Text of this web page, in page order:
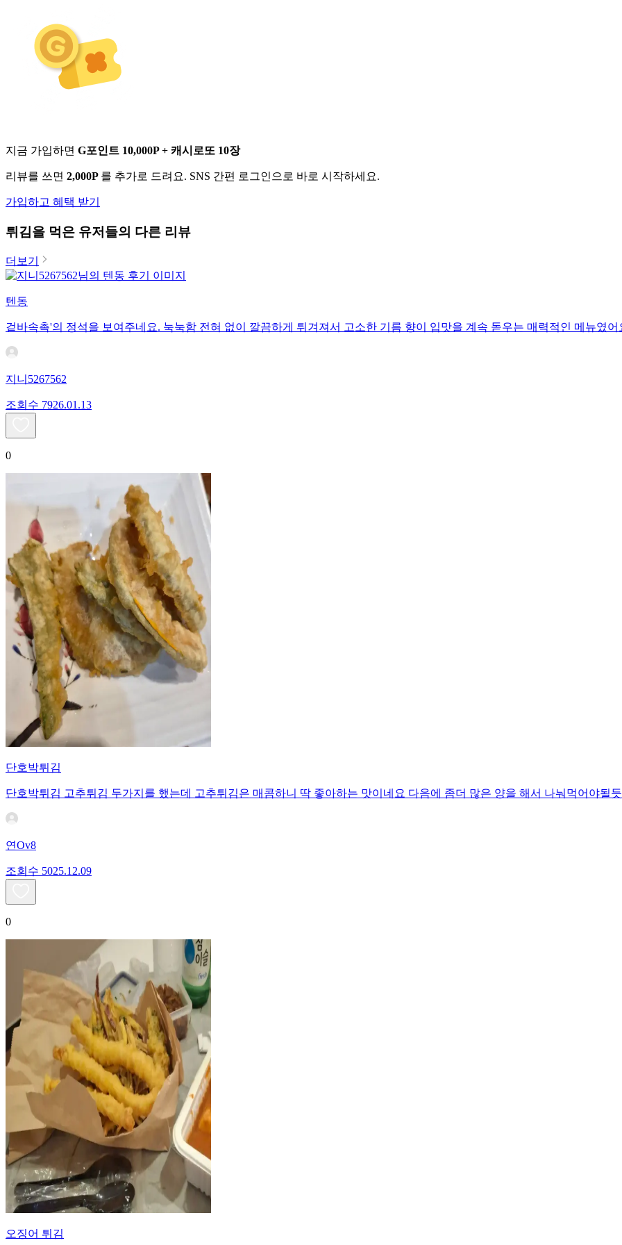
지금 가입하면 G포인트 10,000P + 캐시로또 10장
리뷰를 쓰면 2,000P 를 추가로 드려요. SNS 간편 로그인으로 바로 시작하세요.
가입하고 혜택 받기
튀김을 먹은 유저들의 다른 리뷰
더보기
텐동
겉바속촉'의 정석을 보여주네요. 눅눅함 전혀 없이 깔끔하게 튀겨져서 고소한 기름 향이 입맛을 계속 돋우는 매력적인 메뉴였어
지니5267562
조회수 7926.01.13
0
단호박튀김
단호박튀김 고추튀김 두가지를 했는데 고추튀김은 매콤하니 딱 좋아하는 맛이네요 다음에 좀더 많은 양을 해서 나눠먹어야될
연Ov8
조회수 5025.12.09
0
오징어 튀김